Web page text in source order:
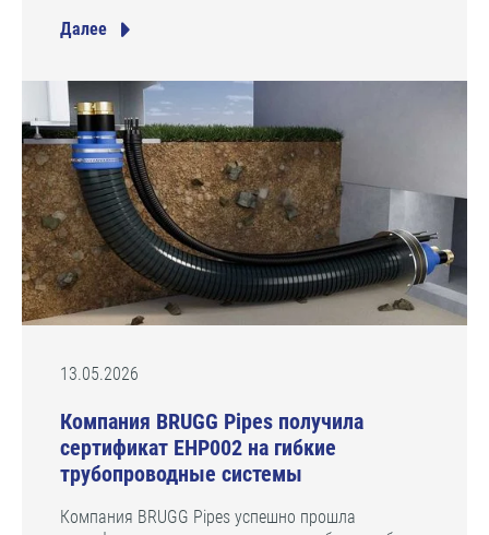
Далее
13.05.2026
Компания BRUGG Pipes получила
сертификат EHP002 на гибкие
трубопроводные системы
Компания BRUGG Pipes успешно прошла